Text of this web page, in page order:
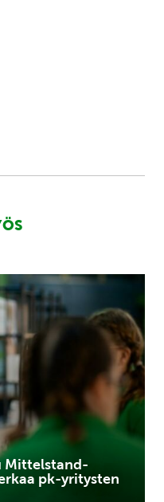
Mittelstand-
pk-yritysten